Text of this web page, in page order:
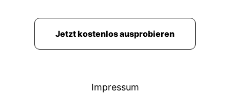
Jetzt kostenlos ausprobieren
Impressum